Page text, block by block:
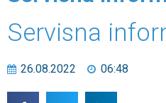
Servisna
26.08.2022 06:48